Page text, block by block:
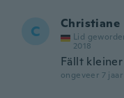
C Christiane
Lid
2018
Fällt kleiner
ongeveer 7